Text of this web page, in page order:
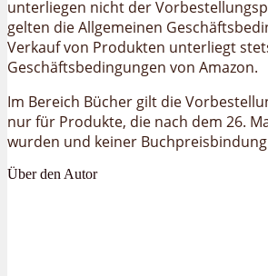
unterliegen nicht der
gelten die Allgemeinen
Verkauf von Produkten unterliegt
Geschäftsbedingungen von Amazon.
Im Bereich Bücher gilt die
nur für Produkte, die nach dem 26.
wurden und keiner
Über den Autor